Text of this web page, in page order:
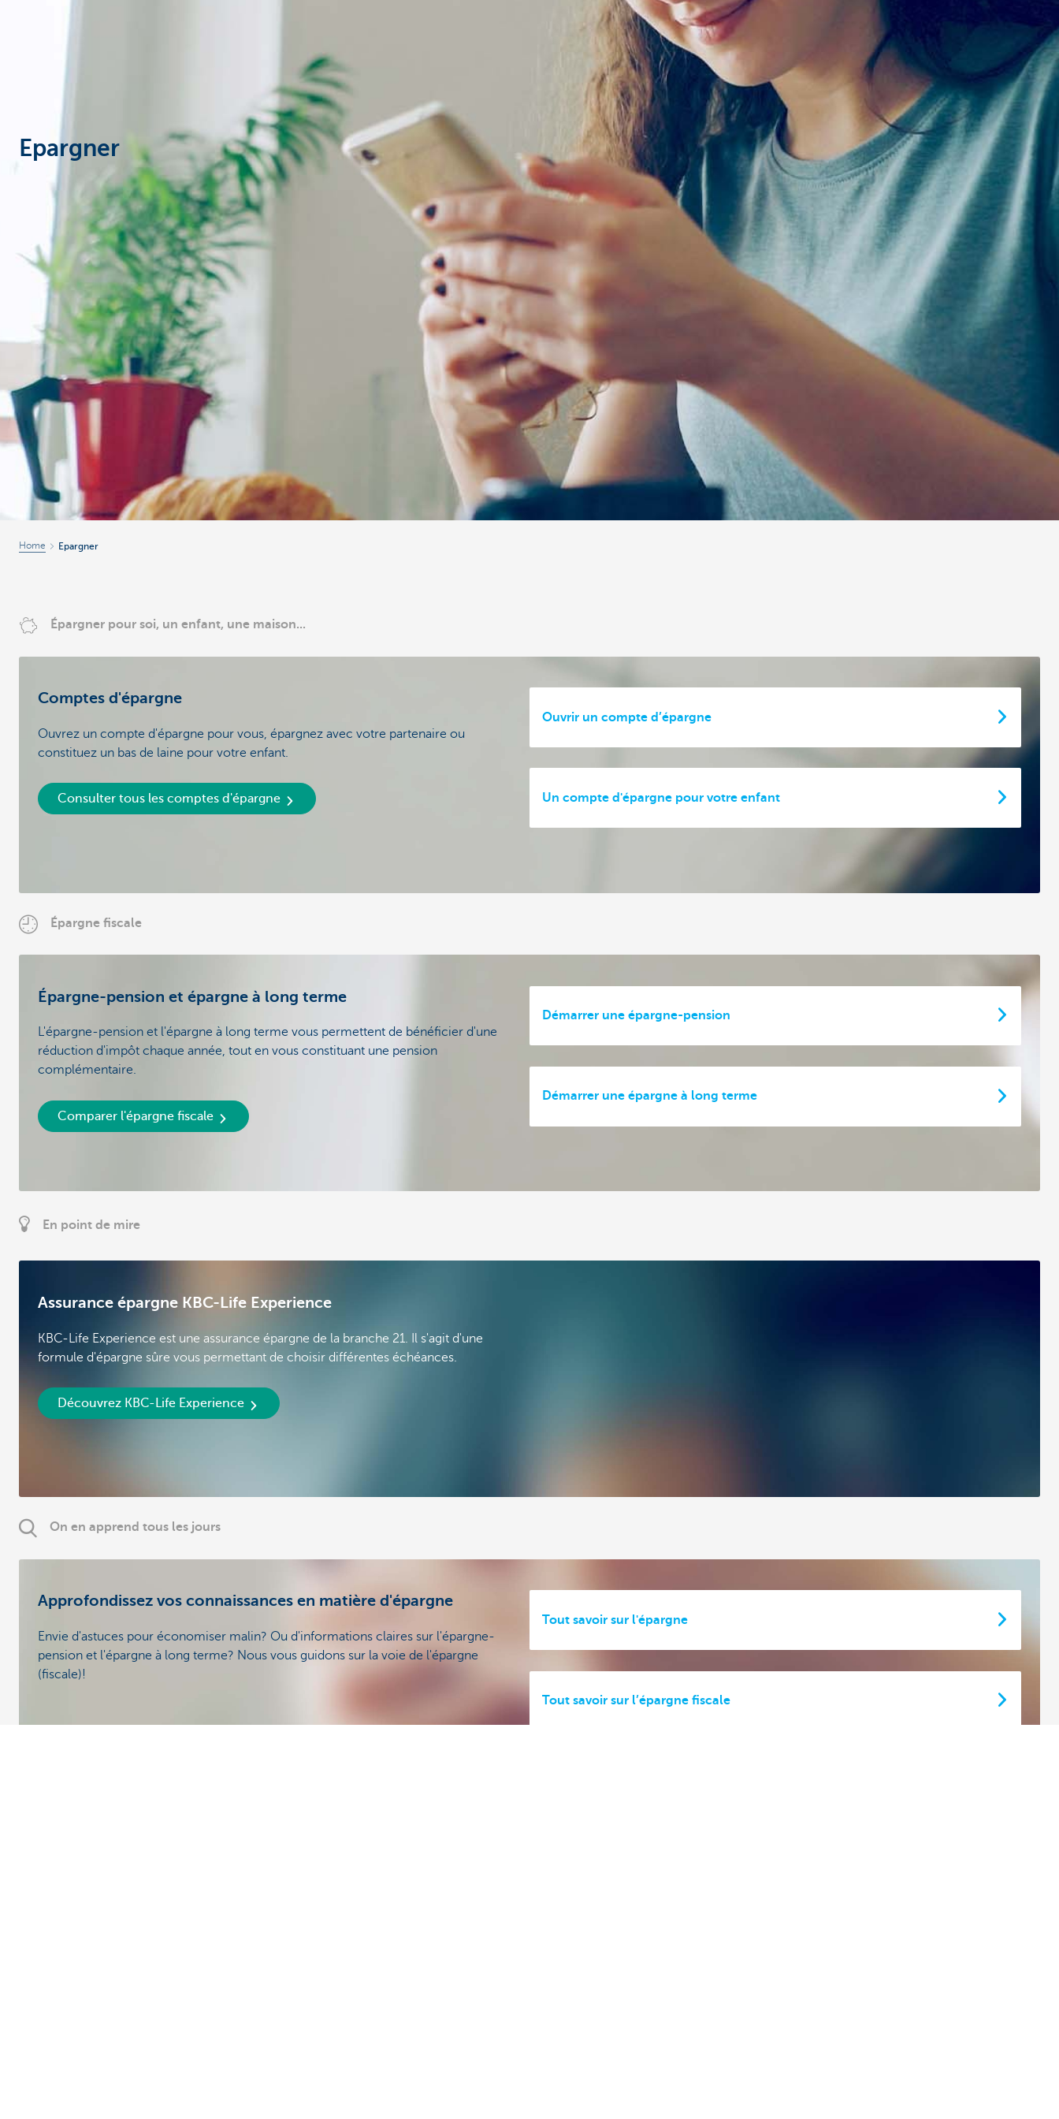
Epargner
Home Epargner
Épargner pour soi, un enfant, une maison...
Comptes d'épargne
Ouvrez un compte d'épargne pour vous, épargnez avec votre partenaire ou
constituez un bas de laine pour votre enfant.
Consulter tous les comptes d'épargne
Ouvrir un compte d’épargne
Un compte d'épargne pour votre enfant
Épargne fiscale
Épargne-pension et épargne à long terme
L'épargne-pension et l'épargne à long terme vous permettent de bénéficier d'une
réduction d'impôt chaque année, tout en vous constituant une pension
complémentaire.
Comparer l'épargne fiscale
Démarrer une épargne-pension
Démarrer une épargne à long terme
En point de mire
Assurance épargne KBC-Life Experience
KBC-Life Experience est une assurance épargne de la branche 21. Il s'agit d'une
formule d'épargne sûre vous permettant de choisir différentes échéances.
Découvrez KBC-Life Experience
On en apprend tous les jours
Approfondissez vos connaissances en matière d'épargne
Envie d'astuces pour économiser malin? Ou d'informations claires sur l'épargne-
pension et l'épargne à long terme? Nous vous guidons sur la voie de l'épargne
(fiscale)!
Tout savoir sur l'épargne
Tout savoir sur l’épargne fiscale